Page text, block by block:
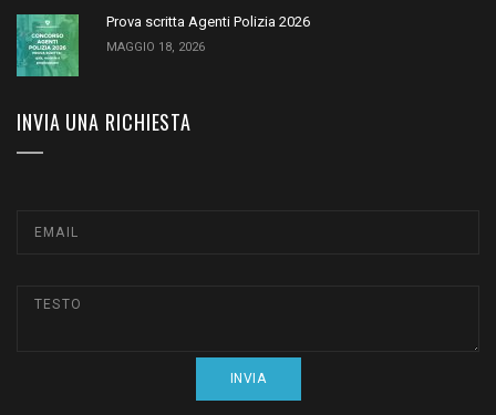
Prova scritta Agenti Polizia 2026
MAGGIO 18, 2026
INVIA UNA RICHIESTA